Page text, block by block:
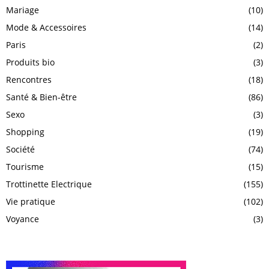
Mariage
(10)
Mode & Accessoires
(14)
Paris
(2)
Produits bio
(3)
Rencontres
(18)
Santé & Bien-être
(86)
Sexo
(3)
Shopping
(19)
Société
(74)
Tourisme
(15)
Trottinette Electrique
(155)
Vie pratique
(102)
Voyance
(3)